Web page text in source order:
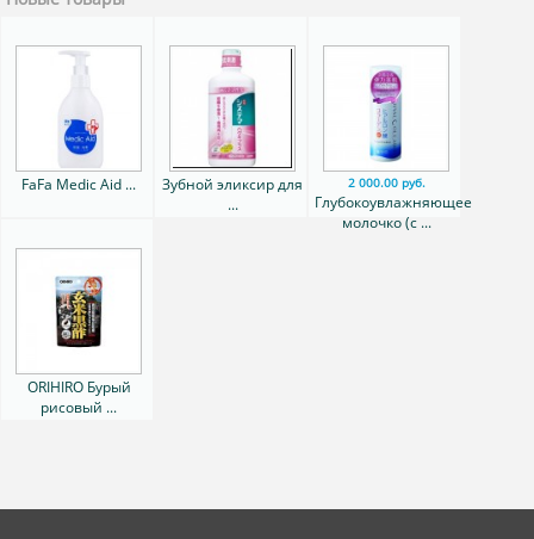
FaFa Medic Aid ...
Зубной эликсир для
...
2 000.00 руб.
Глубокоувлажняющее
молочко (с ...
ORIHIRO Бурый
рисовый ...